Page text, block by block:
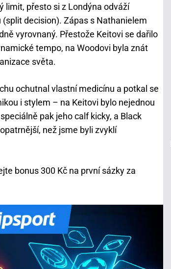
limit, přesto si z Londýna odváží
decision). Zápas s Nathanielem
vyrovnaný. Přestože Keitovi se dařilo
tempo, na Woodovi byla znát
světa.
ochutnal vlastní medicínu a potkal se
i stylem – na Keitovi bylo nejednou
pak jeho calf kicky, a Black
než jsme byli zvyklí
bonus 300 Kč na první sázky za